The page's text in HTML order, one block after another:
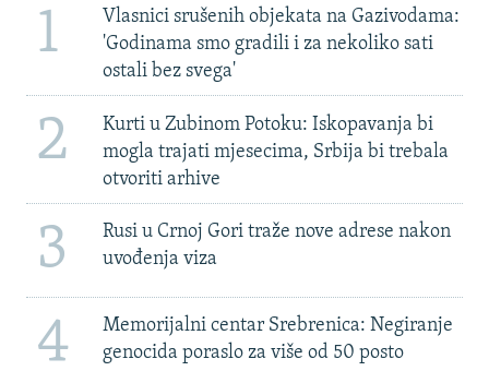
1
Vlasnici srušenih objekata na Gazivodama:
'Godinama smo gradili i za nekoliko sati
ostali bez svega'
2
Kurti u Zubinom Potoku: Iskopavanja bi
mogla trajati mjesecima, Srbija bi trebala
otvoriti arhive
3
Rusi u Crnoj Gori traže nove adrese nakon
uvođenja viza
4
Memorijalni centar Srebrenica: Negiranje
genocida poraslo za više od 50 posto